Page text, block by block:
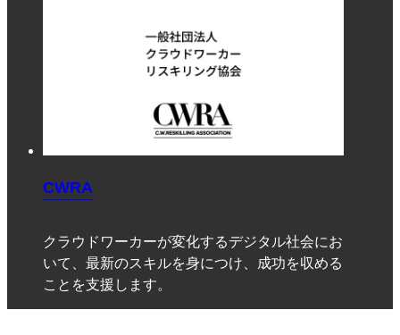
CWRA
クラウドワーカーが変化するデジタル社会にお
いて、最新のスキルを身につけ、成功を収める
ことを支援します。